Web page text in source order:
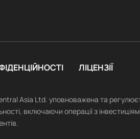
ЛІЦЕНЗІЇ
Asia Ltd. уповноважена та
включаючи операції з